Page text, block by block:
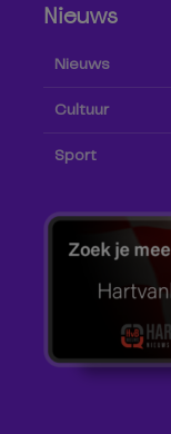
Nieuws
Nieuws
Cultuur
Sport